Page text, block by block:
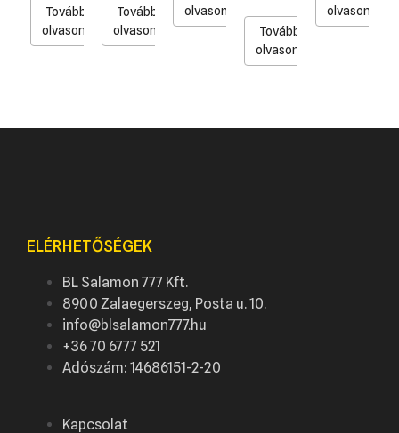
Tovább
olvasom
Tovább
olvasom
olvasom
Tovább
olvasom
olvasom
ELÉRHETŐSÉGEK
BL Salamon 777 Kft.
8900 Zalaegerszeg, Posta u. 10.
info@blsalamon777.hu
+36 70 6777 521
Adószám: 14686151-2-20
Kapcsolat